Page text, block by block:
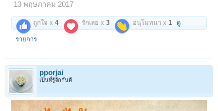
13 พฤษภาคม 2017
ถูกใจ x4 รักเลย x3 อนุโมทนา x1 ดู
รายการ
pporjai
เป็นที่รู้จักกันดี